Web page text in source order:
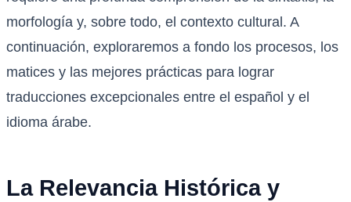
morfología y, sobre todo, el contexto cultural. A
continuación, exploraremos a fondo los procesos, los
matices y las mejores prácticas para lograr
traducciones excepcionales entre el español y el
idioma árabe.
La Relevancia Histórica y